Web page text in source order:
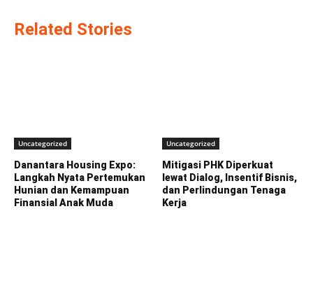
Related Stories
Uncategorized
Danantara Housing Expo:
Langkah Nyata Pertemukan
Hunian dan Kemampuan
Finansial Anak Muda
Uncategorized
Mitigasi PHK Diperkuat
lewat Dialog, Insentif Bisnis,
dan Perlindungan Tenaga
Kerja